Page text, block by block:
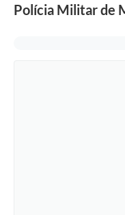
Polícia Militar de